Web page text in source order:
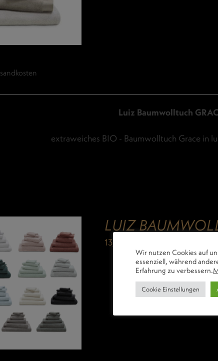
Luiz Baumwolltuch
extraweiches BIO - Baumwolltuch Grace in
LUIZ
13,90
Wir nutzen Cookies auf
essenziell, während
Erfahrung zu verbessern.
Cookie Einstellungen